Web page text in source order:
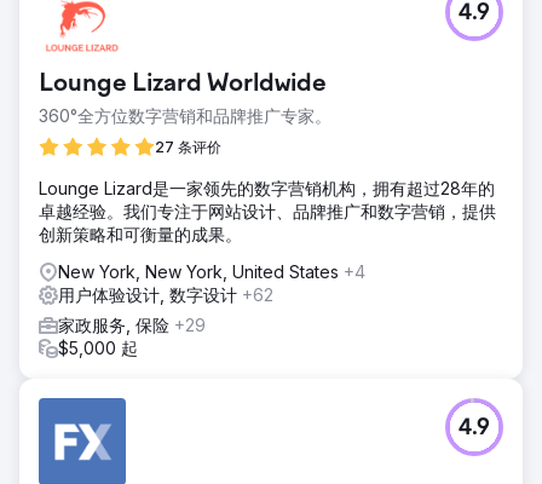
Lounge Lizard Worldwide
360°全方位数字营销和品牌推广专家。
27 条评价
4.9
Lounge Lizard是一家领先的数字营销机构，拥有超过28年的
卓越经验。我们专注于网站设计、品牌推广和数字营销，提供
创新策略和可衡量的成果。
New York, New York, United States +4
用户体验设计, 数字设计 +62
家政服务, 保险 +29
$5,000 起
4.9